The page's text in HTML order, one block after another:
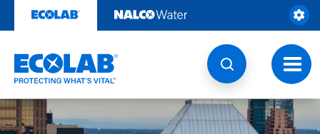
츠
기
토
글
내
비
게
이